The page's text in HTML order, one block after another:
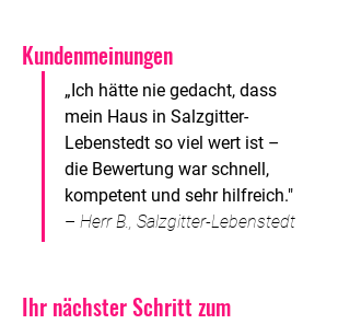
Kundenmeinungen
„Ich hätte nie gedacht, dass
mein Haus in Salzgitter-
Lebenstedt so viel wert ist –
die Bewertung war schnell,
kompetent und sehr hilfreich."
– Herr B., Salzgitter-Lebenstedt
Ihr nächster Schritt zum